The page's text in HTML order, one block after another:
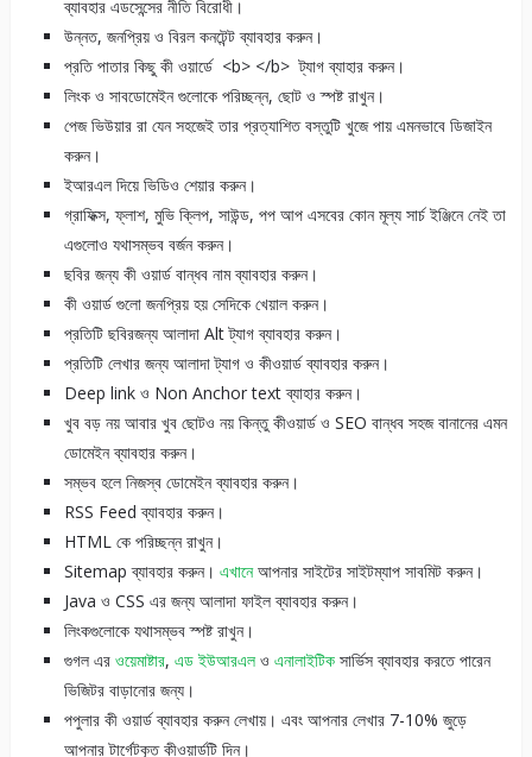
ব্যাবহার এডসেন্সের নীতি বিরোধী।
উন্নত, জনপ্রিয় ও বিরল কনটেন্ট ব্যাবহার করুন।
প্রতি পাতার কিছু কী ওয়ার্ডে <b> </b> ট্যাগ ব্যাহার করুন।
লিংক ও সাবডোমেইন গুলোকে পরিচ্ছন্ন, ছোট ও স্পষ্ট রাখুন।
পেজ ভিউয়ার রা যেন সহজেই তার প্রত্যাশিত বস্তুটি খুজে পায় এমনভাবে ডিজাইন
করুন।
ইআরএল দিয়ে ভিডিও শেয়ার করুন।
গ্রাফিক্স, ফ্লাশ, মুভি ক্লিপ, সাউন্ড, পপ আপ এসবের কোন মূল্য সার্চ ইঞ্জিনে নেই তা
এগুলোও যথাসম্ভব বর্জন করুন।
ছবির জন্য কী ওয়ার্ড বান্ধব নাম ব্যাবহার করুন।
কী ওয়ার্ড গুলো জনপ্রিয় হয় সেদিকে খেয়াল করুন।
প্রতিটি ছবিরজন্য আলাদা Alt ট্যাগ ব্যাবহার করুন।
প্রতিটি লেখার জন্য আলাদা ট্যাগ ও কীওয়ার্ড ব্যাবহার করুন।
Deep link ও Non Anchor text ব্যাহার করুন।
খুব বড় নয় আবার খুব ছোটও নয় কিন্তু কীওয়ার্ড ও SEO বান্ধব সহজ বানানের এমন
ডোমেইন ব্যাবহার করুন।
সম্ভব হলে নিজস্ব ডোমেইন ব্যাবহার করুন।
RSS Feed ব্যাবহার করুন।
HTML কে পরিচ্ছন্ন রাখুন।
Sitemap ব্যাবহার করুন। এখানেআপনার সাইটের সাইটম্যাপ সাবমিট করুন।
Java ও CSS এর জন্য আলাদা ফাইল ব্যাবহার করুন।
লিংকগুলোকে যথাসম্ভব স্পষ্ট রাখুন।
গুগল এর ওয়েমাষ্টার, এড ইউআরএলও এনালাইটিকসার্ভিস ব্যাবহার করতে পারেন
ভিজিটর বাড়ানোর জন্য।
পপুলার কী ওয়ার্ড ব্যাবহার করুন লেখায়। এবং আপনার লেখার 7-10% জুড়ে
আপনার টার্গেটকৃত কীওয়ার্ডটি দিন।